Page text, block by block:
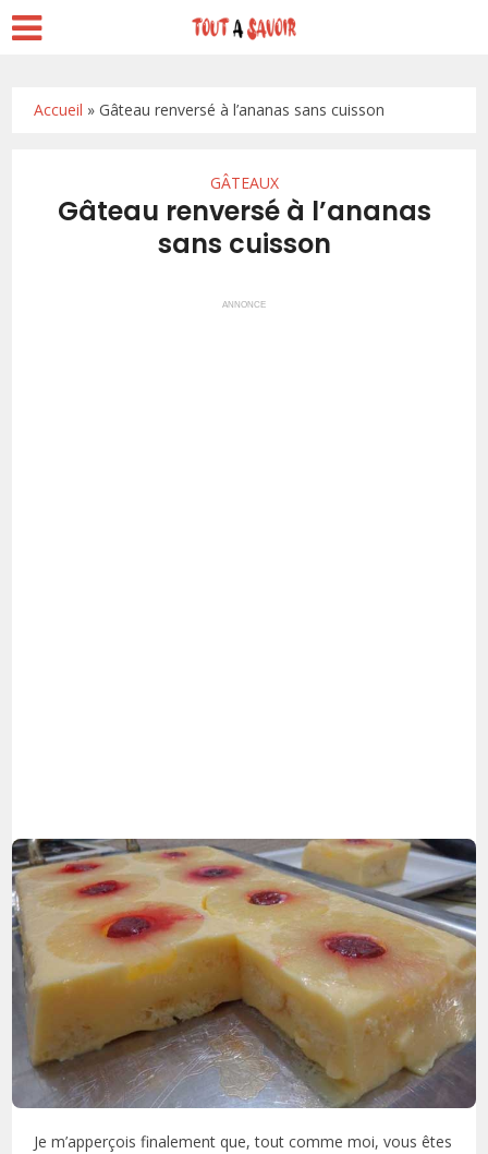
Accueil »Gâteau renversé à l’ananas sans cuisson
GÂTEAUX
Gâteau renversé à l’ananas
sans cuisson
ANNONCE
Je m’apperçois finalement que, tout comme moi, vous êtes